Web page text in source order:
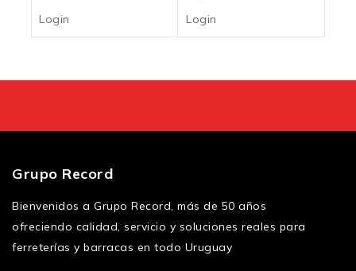
Login
Login
Grupo Record
Bienvenidos a Grupo Record, más de 50 años
ofreciendo calidad, servicio y soluciones reales para
ferreterías y barracas en todo Uruguay